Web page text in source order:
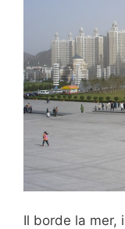
Il borde la mer,